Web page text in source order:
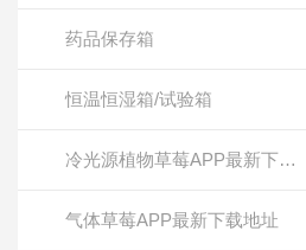
药品保存箱
恒温恒湿箱/试验箱
冷光源植物草莓APP最新下载地址
气体草莓APP最新下载地址